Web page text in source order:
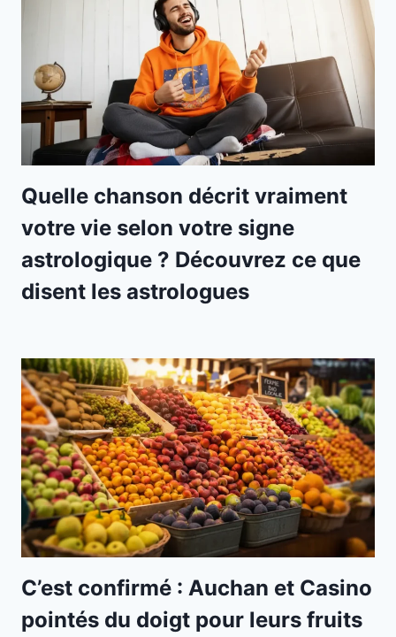
Quelle chanson décrit vraiment
votre vie selon votre signe
astrologique ? Découvrez ce que
disent les astrologues
C’est confirmé : Auchan et Casino
pointés du doigt pour leurs fruits